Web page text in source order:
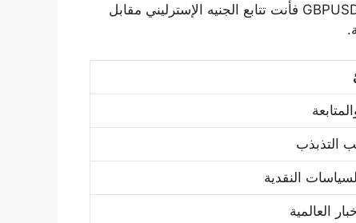
الفوركس يعني تداول عملة مقابل عملة أخرى. عندما تتابع EURUSD فأنت تتابع اليورو مقابل الدولار. وعندما تتابع GBPUSD فأنت تتابع الجنيه الإسترليني مقابل
التذبذب
النقدية
العالمية